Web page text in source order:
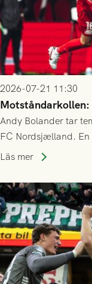
2026-07-21 11:30
Andy Bolander tar
FC Nordsjælland. En
publiksnitt, ett lag
Läs mer